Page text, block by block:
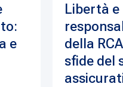
e
Libertà e
della
sfide del